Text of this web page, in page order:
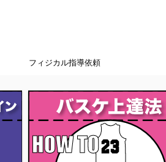
フィジカル指導依頼